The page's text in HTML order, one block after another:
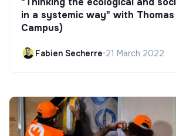
in a systemic way" with
Campus)
Fabien Secherre•21 March 2022